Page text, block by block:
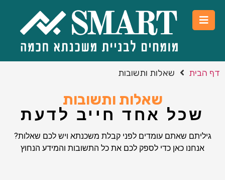
דף הבית שאלות ותשובות
שאלות ותשובות
שכל אחד חייב לדעת
גיליתם שאתם עומדים לפני קבלת משכנתא ויש לכם שאלות?
אנחנו כאן כדי לספק לכם את כל התשובות והמידע הנחוץ